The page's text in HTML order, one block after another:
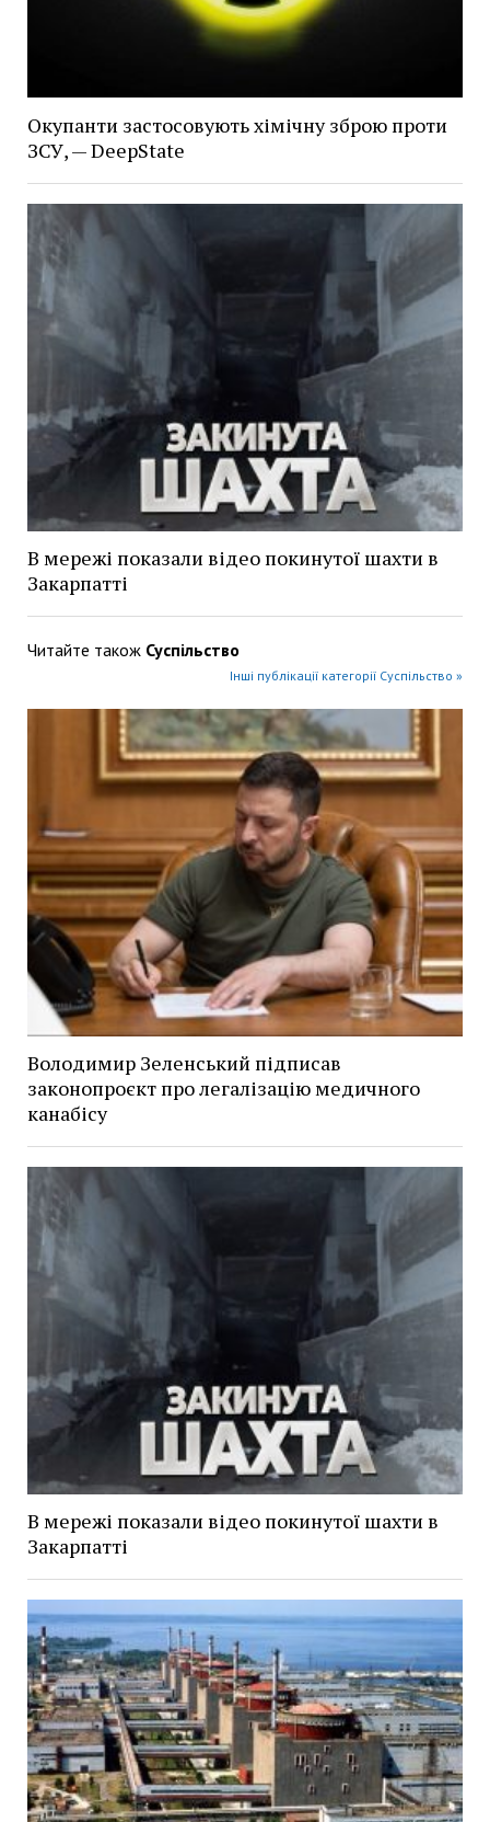
Окупанти застосовують хімічну зброю проти
ЗСУ, — DeepState
В мережі показали відео покинутої шахти в
Закарпатті
Читайте також Суспільство
Інші публікації категорії Суспільство »
Володимир Зеленський підписав
законопроєкт про легалізацію медичного
канабісу
В мережі показали відео покинутої шахти в
Закарпатті